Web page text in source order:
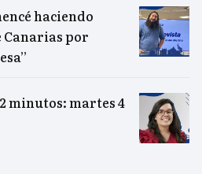
haciendo
Canarias por
minutos: martes 4